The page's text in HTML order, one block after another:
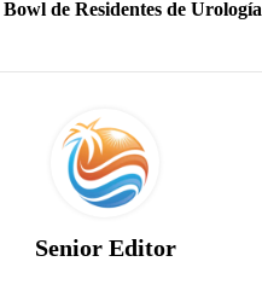
de Residentes de Urología
Senior Editor